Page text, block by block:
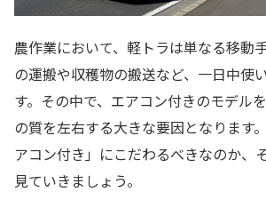
農作業において、軽トラは単なる移動
の運搬や収穫物の搬送など、一日中使
す。その中で、エアコン付きのモデル
の質を左右する大きな要因となります
アコン付き」にこだわるべきなのか、
見ていきましょう。